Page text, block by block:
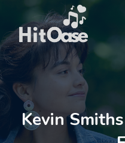
Inhalt
springen
Kevin